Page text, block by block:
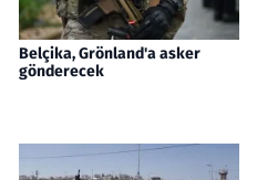
Belçika, Grönland'a asker
gönderecek